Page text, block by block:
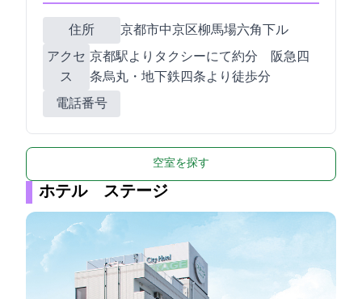
住所
京都市中京区柳馬場六角下ル
アクセ
ス
JR京都駅よりタクシーにて約10分 阪急四
条烏丸・地下鉄四条より徒歩8分
電話番号
空室を探す
ホテル ステージ